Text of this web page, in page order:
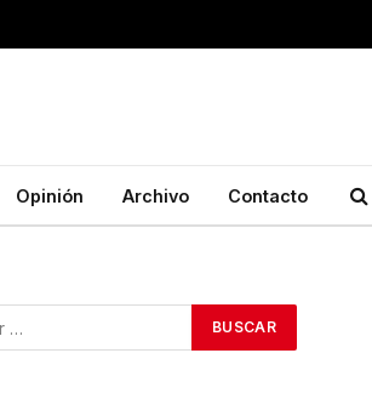
Opinión Archivo Contacto